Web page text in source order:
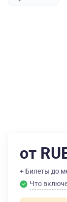
от
+ Билеты до
Что